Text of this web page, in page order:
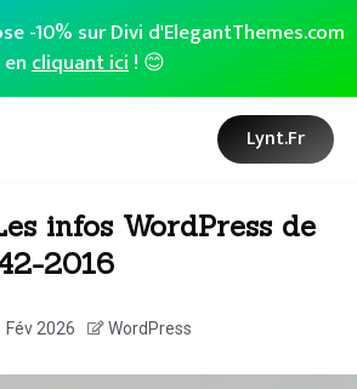
-10% sur Divi d'ElegantThemes.com
encliquant ici! 😊
Lynt.fr
infos WordPress de
2016
Fév 2026 WordPress